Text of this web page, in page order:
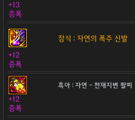
+13
증폭
잠식 : 자연의 폭주 신발
+12
증폭
흑아 : 자연 - 천재지변 팔찌
+12
증폭